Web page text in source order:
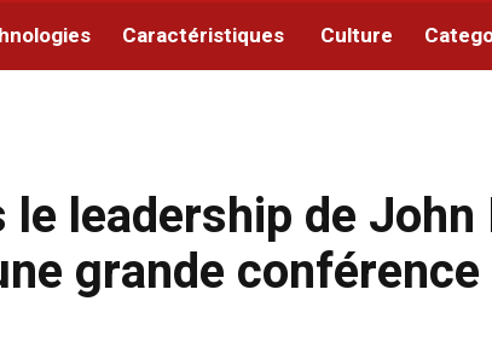
Caractéristiques Culture
le leadership de
grande